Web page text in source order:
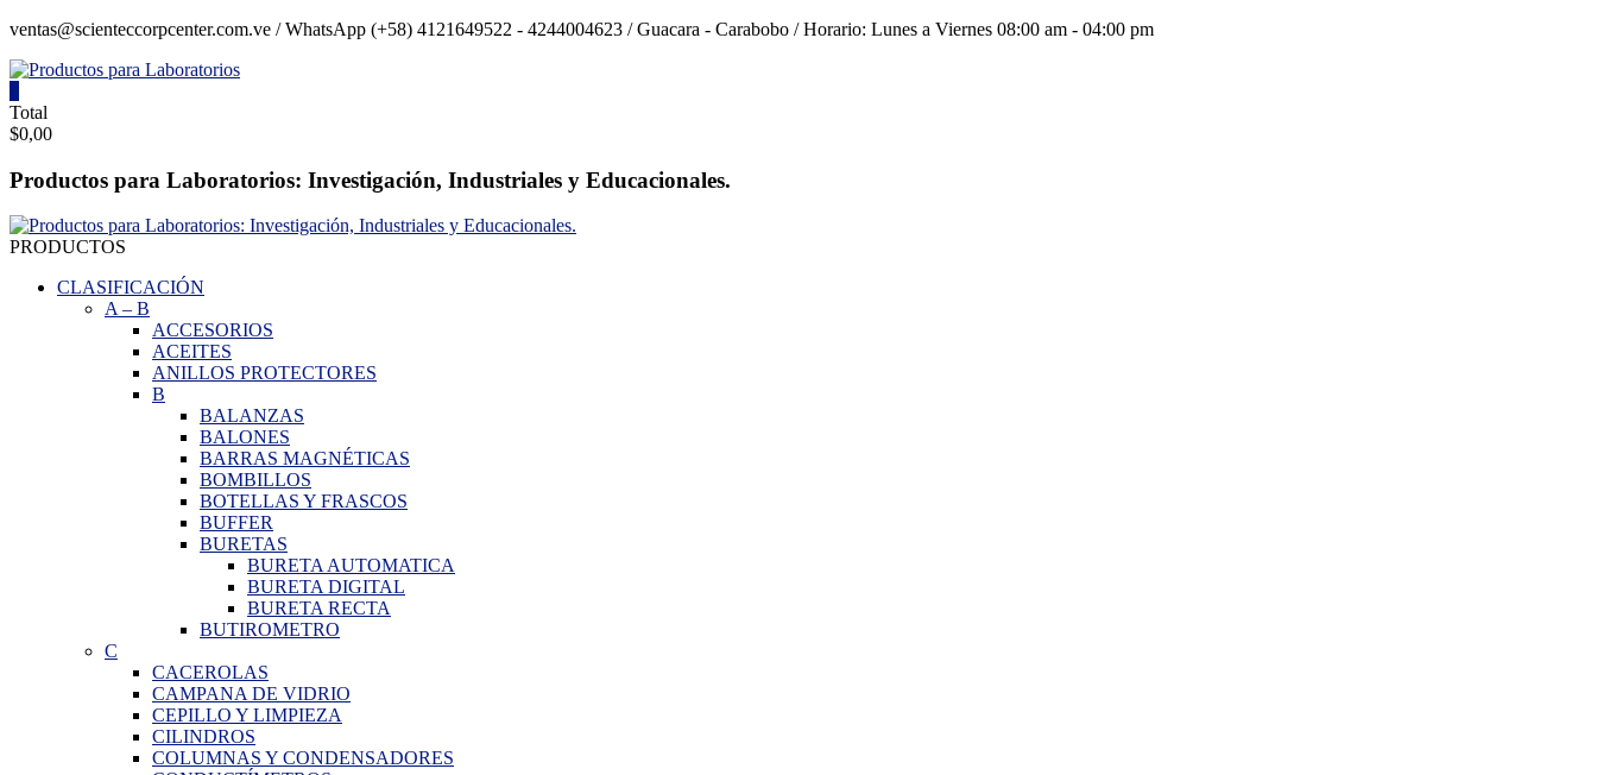
Saltar
ventas@scienteccorpcenter.com.ve / WhatsApp (+58) 4121649522 - 4244004623 / Guacara - Carabobo / Horario: Lunes a Viernes 08:00 am - 04:00 pm
Productos
para
Laboratorios
Investigación,
Industriales
y
Educacionales.
Total
$0,00
Productos para Laboratorios: Investigación, Industriales y Educacionales.
PRODUCTOS
CLASIFICACIÓN
A– B
ACCESORIOS
ACEITES
ANILLOS PROTECTORES
B
BALANZAS
BALONES
BARRAS MAGNÉTICAS
BOMBILLOS
BOTELLAS Y FRASCOS
BUFFER
BURETAS
BURETA AUTOMATICA
BURETA DIGITAL
BURETA RECTA
BUTIROMETRO
C
CACEROLAS
CAMPANA DE VIDRIO
CEPILLO Y LIMPIEZA
CILINDROS
COLUMNAS Y CONDENSADORES